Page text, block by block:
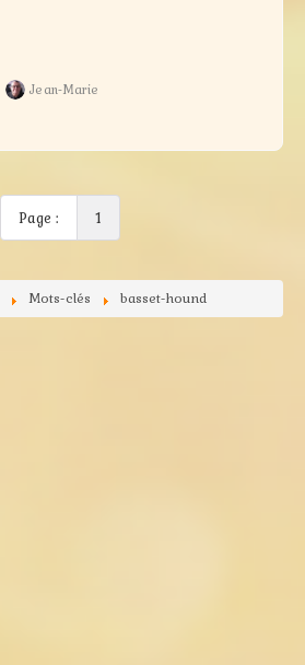
Jean-Marie
Page : 1
Mots-clés basset-hound